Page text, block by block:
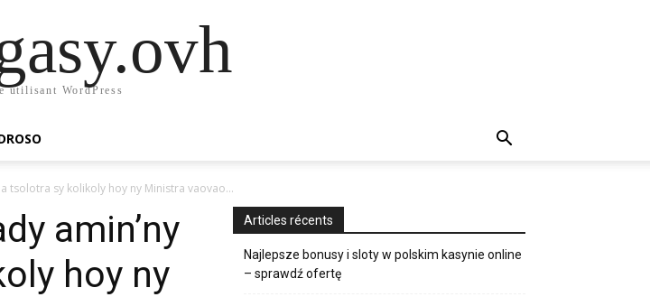
utilisant WordPress
tsolotra sy kolikoly hoy ny Ministra vaovao...
amin’ny
hoy ny
Articles récents
Najlepsze bonusy i sloty w polskim kasynie online
– sprawdź ofertę